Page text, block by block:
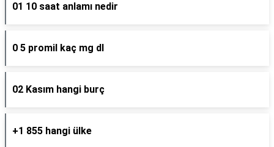
01 10 saat anlamı nedir
0 5 promil kaç mg dl
02 Kasım hangi burç
+1 855 hangi ülke